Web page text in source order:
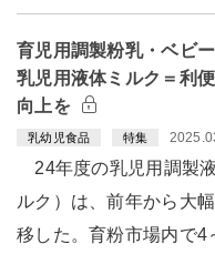
育児用調製粉乳・ベビ
乳児用液体ミルク＝利
向上を
乳幼児食品 特集
24年度の乳児用調製
ルク）は、前年から大
移した。育粉市場内で4